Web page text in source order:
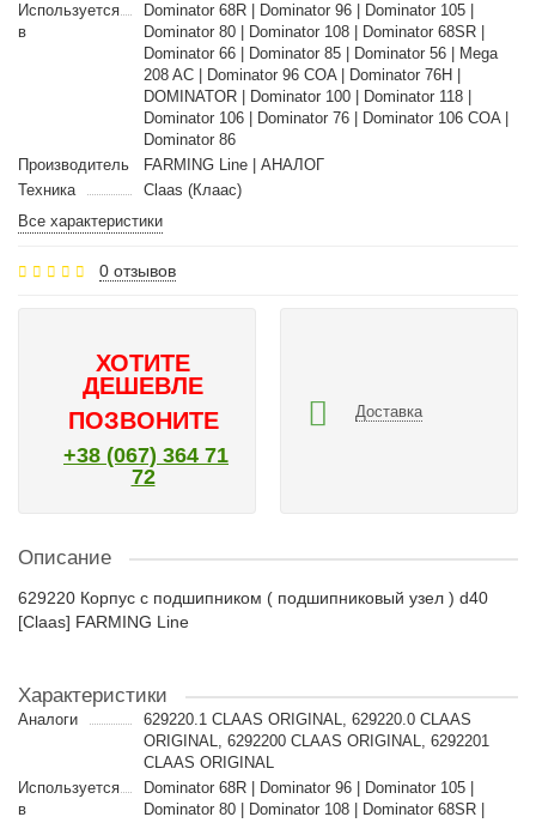
Используется
в
Dominator 68R | Dominator 96 | Dominator 105 |
Dominator 80 | Dominator 108 | Dominator 68SR |
Dominator 66 | Dominator 85 | Dominator 56 | Mega
208 AC | Dominator 96 COA | Dominator 76H |
DOMINATOR | Dominator 100 | Dominator 118 |
Dominator 106 | Dominator 76 | Dominator 106 COA |
Dominator 86
Производитель
FARMING Line | АНАЛОГ
Техника
Claas (Клаас)
Все характеристики
0 отзывов
ХОТИТЕ
ДЕШЕВЛЕ
ПОЗВОНИТЕ
+38 (067) 364 71
72
Доставка
Описание
629220 Корпус с подшипником ( подшипниковый узел ) d40
[Claas] FARMING Line
Характеристики
Аналоги
629220.1 CLAAS ORIGINAL, 629220.0 CLAAS
ORIGINAL, 6292200 CLAAS ORIGINAL, 6292201
CLAAS ORIGINAL
Используется
в
Dominator 68R | Dominator 96 | Dominator 105 |
Dominator 80 | Dominator 108 | Dominator 68SR |